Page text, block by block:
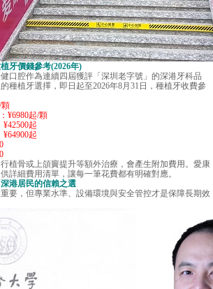
價錢參考(2026年)
健口腔作為連續四屆獲評「深圳老字號」的深港牙科品
種植牙選擇，即日起至2026年8月31日，種植牙收費參
¥6980起/顆
起
起
骨或上頜竇提升等額外治療，會產生附加費用。愛康
詳細費用清單，讓每一筆花費都有明確對應。
港居民的信賴之選
，但專業水準、設備環境與安全管控才是保障長期效